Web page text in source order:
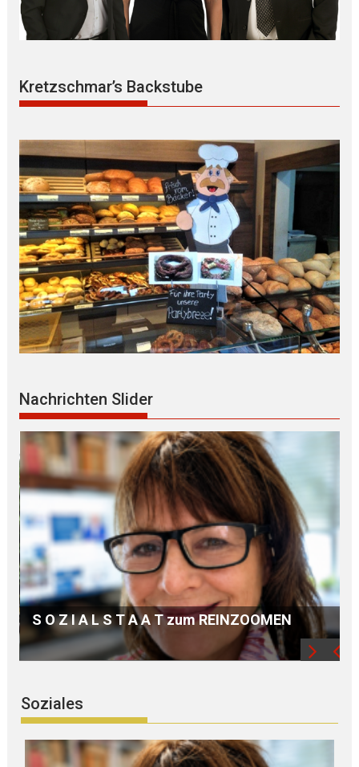
Kretzschmar’s Backstube
Nachrichten Slider
Mögliche R Ü C K K E H R zum ZIVILDIENST
Soziales